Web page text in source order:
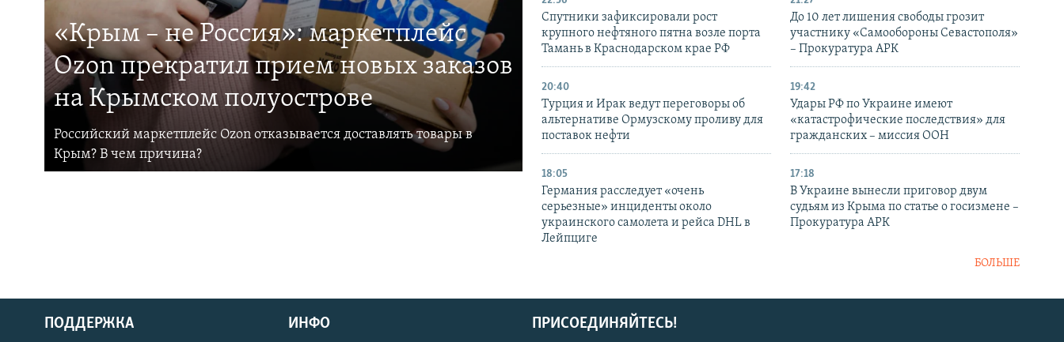
«Крым – не Россия»: маркетплейс
Ozon прекратил прием новых заказов
на Крымском полуострове
Российский маркетплейс Ozon отказывается доставлять товары в
Крым? В чем причина?
Спутники зафиксировали рост
крупного нефтяного пятна возле порта
Тамань в Краснодарском крае РФ
До 10 лет лишения свободы грозит
участнику «Самообороны Севастополя»
– Прокуратура АРК
20:40
Турция и Ирак ведут переговоры об
альтернативе Ормузскому проливу для
поставок нефти
19:42
Удары РФ по Украине имеют
«катастрофические последствия» для
гражданских – миссия ООН
18:05
Германия расследует «очень
серьезные» инциденты около
украинского самолета и рейса DHL в
Лейпциге
17:18
В Украине вынесли приговор двум
судьям из Крыма по статье о госизмене –
Прокуратура АРК
БОЛЬШЕ
ПРИСОЕДИНЯЙТЕСЬ!
ПОДДЕРЖКА ИНФО